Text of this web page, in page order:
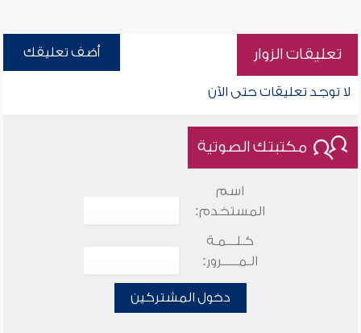
تعليقات الزوار أضف تعليقك
لا توجد تعليقات حتى الآن
مكتبتك الصوتية
اسم
المستخدم:
كـلـــمـة
الـمـــــرور:
دخول المشتركين